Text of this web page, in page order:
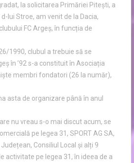
la solicitarea Primăriei Pitești, a
lui Stroe, am venit de la Dacia,
FC Argeș, în funcția de
1990, clubul a trebuie să se
în ’92 s-a constituit în Asociația
membri fondatori (26 la număr),
asta de organizare până în anul
nu vreau s-o mai discut acum, se
pe legea 31, SPORT AG SA,
Consiliul Local și alți 9
activitate pe legea 31, în ideea de a